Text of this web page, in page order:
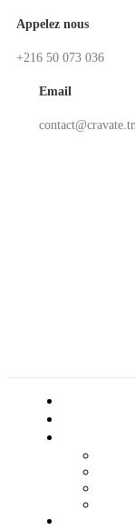
Appelez nous
+216 50 073 036
Email